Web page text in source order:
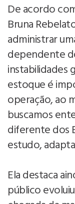
De acordo
Bruna
administrar
dependente
instabilidades
estoque é
operação, ao
buscamos
diferente dos
estudo,
Ela destaca
público